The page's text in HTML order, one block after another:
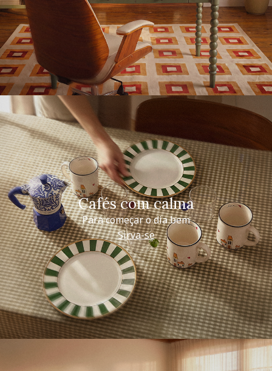
Cafés com calma
Para começar o dia bem
Sirva-se